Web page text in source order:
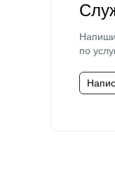
по